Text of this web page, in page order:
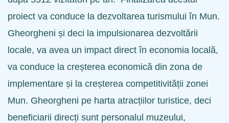
proiect va conduce la dezvoltarea turismului în Mun.
Gheorgheni și deci la impulsionarea dezvoltării
locale, va avea un impact direct în economia locală,
va conduce la creșterea economică din zona de
implementare și la creșterea competitivității zonei
Mun. Gheorgheni pe harta atracțiilor turistice, deci
beneficiarii direcți sunt personalul muzeului,